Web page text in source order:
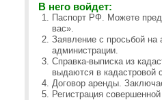
В него войдет:
Паспорт РФ. Можете
вас».
Заявление с просьбой на
администрации.
Справка-выписка из
выдаются в кадастровой
Договор аренды.
Регистрация